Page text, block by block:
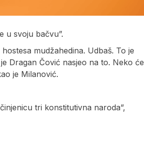
u svoju bačvu”.
mudžahedina. Udbaš. To je
Dragan Čović nasjeo na to. Neko će
je Milanović.
tri konstitutivna naroda”,